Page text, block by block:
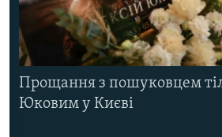
Прощання з пошуковцем
Юковим у Києві